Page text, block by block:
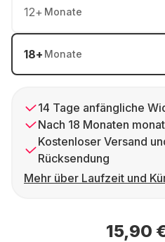
12+ Monate
18+ Monate
14 Tage anfängliche
Nach 18 Monaten
Kostenloser Versand
Rücksendung
Mehr über Laufzeit und
15,90